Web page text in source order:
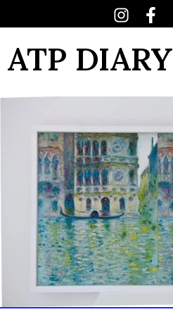
ATP DIARY